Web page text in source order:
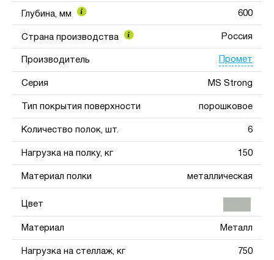
Глубина, мм 600
Страна производства Россия
Производитель Промет
Серия MS Strong
Тип покрытия поверхности порошковое
Количество полок, шт. 6
Нагрузка на полку, кг 150
Материал полки металлическая
Цвет
Материал Металл
Нагрузка на стеллаж, кг 750